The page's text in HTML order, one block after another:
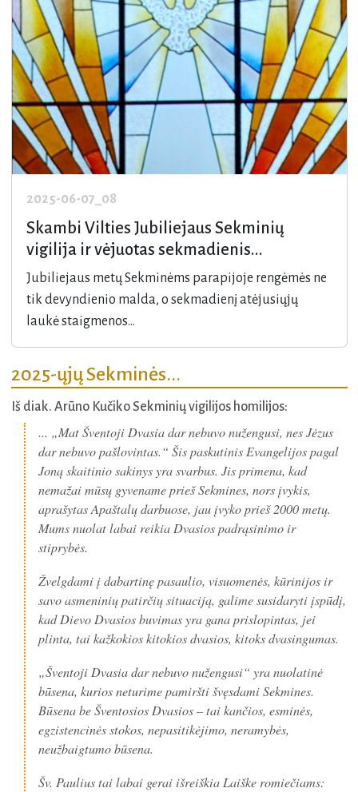
2025-06-07_08
Skambi Vilties Jubiliejaus Sekminių
vigilija ir vėjuotas sekmadienis...
Jubiliejaus metų Sekminėms parapijoje rengėmės ne
tik devyndienio malda, o sekmadienį atėjusiųjų
laukė staigmenos...
2025-ųjų Sekminės...
Iš diak. Arūno Kučiko Sekminių vigilijos homilijos:
... „Mat Šventoji Dvasia dar nebuvo nužengusi, nes Jėzus
dar nebuvo pašlovintas.“ Šis paskutinis Evangelijos pagal
Joną skaitinio sakinys yra svarbus. Jis primena, kad
nemažai mūsų gyvename prieš Sekmines, nors įvykis,
aprašytas Apaštalų darbuose, jau įvyko prieš 2000 metų.
Mums nuolat labai reikia Dvasios padrąsinimo ir
stiprybės.
Žvelgdami į dabartinę pasaulio, visuomenės, kūrinijos ir
savo asmeninių patirčių situaciją, galime susidaryti įspūdį,
kad Dievo Dvasios buvimas yra gana prislopintas, jei
plinta, tai kažkokios kitokios dvasios, kitoks dvasingumas.
„Šventoji Dvasia dar nebuvo nužengusi“ yra nuolatinė
būsena, kurios neturime pamiršti švęsdami Sekmines.
Būsena be Šventosios Dvasios – tai kančios, esminės,
egzistencinės stokos, nepasitikėjimo, neramybės,
neužbaigtumo būsena.
Šv. Paulius tai labai gerai išreiškia Laiške romiečiams: